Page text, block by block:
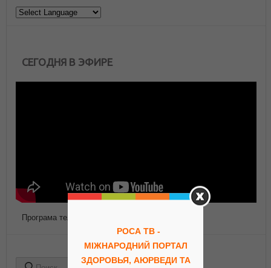
СЕГОДНЯ В ЭФИРЕ
Програма телепередач Роса ТВ
РОСА ТВ -
МІЖНАРОДНИЙ ПОРТАЛ
ЗДОРОВЬЯ, АЮРВЕДИ ТА